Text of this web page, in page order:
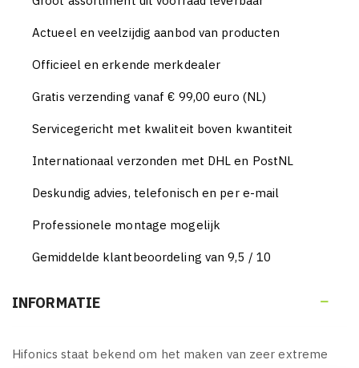
Actueel en veelzijdig aanbod van producten
Officieel en erkende merkdealer
Gratis verzending vanaf € 99,00 euro (NL)
Servicegericht met kwaliteit boven kwantiteit
Internationaal verzonden met DHL en PostNL
Deskundig advies, telefonisch en per e-mail
Professionele montage mogelijk
Gemiddelde klantbeoordeling van 9,5 / 10
INFORMATIE 
Hifonics staat bekend om het maken van zeer extreme